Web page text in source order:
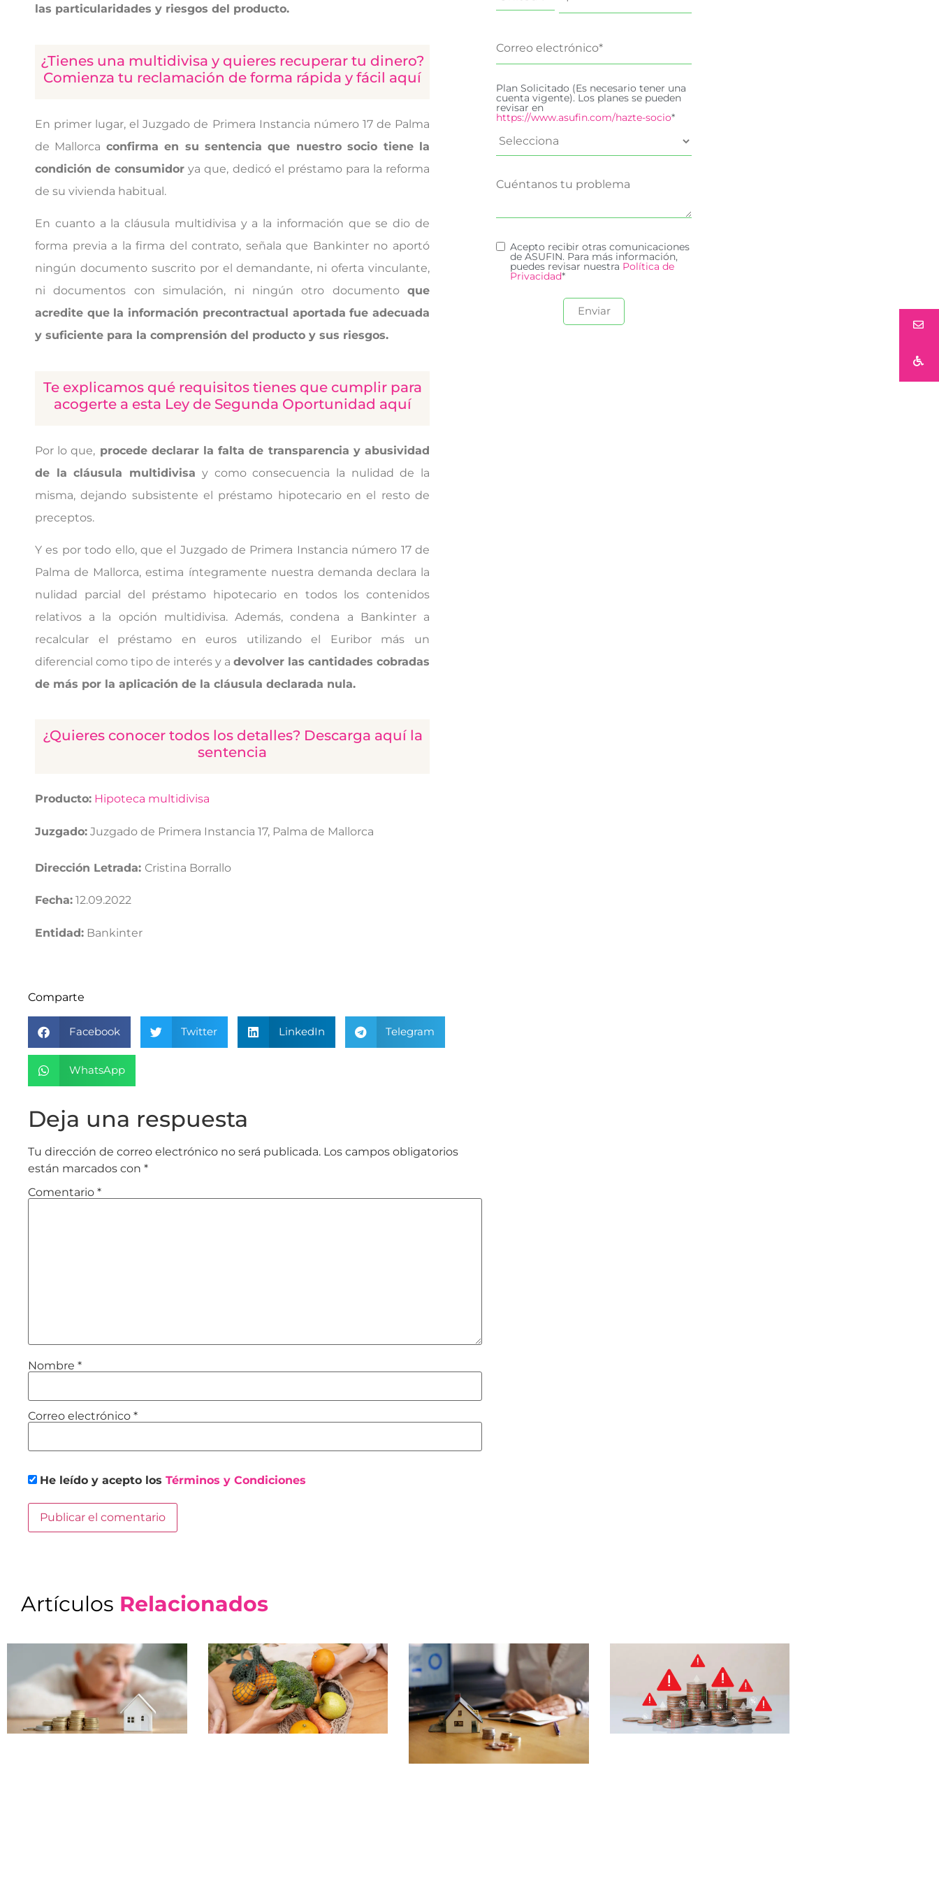
las particularidades y riesgos del producto.
¿Tienes una multidivisa y quieres recuperar tu dinero?
Comienza tu reclamación de forma rápida y fácil aquí
En primer lugar, el Juzgado de Primera Instancia número 17 de Palma
de Mallorca confirma en su sentencia que nuestro socio tiene la
condición de consumidor ya que, dedicó el préstamo para la reforma
de su vivienda habitual.
En cuanto a la cláusula multidivisa y a la información que se dio de
forma previa a la firma del contrato, señala que Bankinter no aportó
ningún documento suscrito por el demandante, ni oferta vinculante,
ni documentos con simulación, ni ningún otro documento que
acredite que la información precontractual aportada fue adecuada
y suficiente para la comprensión del producto y sus riesgos.
Te explicamos qué requisitos tienes que cumplir para
acogerte a esta Ley de Segunda Oportunidad aquí
Por lo que, procede declarar la falta de transparencia y abusividad
de la cláusula multidivisa y como consecuencia la nulidad de la
misma, dejando subsistente el préstamo hipotecario en el resto de
preceptos.
Y es por todo ello, que el Juzgado de Primera Instancia número 17 de
Palma de Mallorca, estima íntegramente nuestra demanda declara la
nulidad parcial del préstamo hipotecario en todos los contenidos
relativos a la opción multidivisa. Además, condena a Bankinter a
recalcular el préstamo en euros utilizando el Euribor más un
diferencial como tipo de interés y a devolver las cantidades cobradas
de más por la aplicación de la cláusula declarada nula.
¿Quieres conocer todos los detalles? Descarga aquí la
sentencia
Producto: Hipoteca multidivisa
Juzgado: Juzgado de Primera Instancia 17, Palma de Mallorca
Dirección Letrada: Cristina Borrallo
Fecha: 12.09.2022
Entidad: Bankinter
Comparte
Facebook Twitter LinkedIn Telegram
WhatsApp
Deja una respuesta
Tu dirección de correo electrónico no será publicada. Los campos obligatorios
están marcados con *
Comentario *
Nombre *
Correo electrónico *
He leído y acepto los Términos y Condiciones
Plan Solicitado (Es necesario tener una
cuenta vigente). Los planes se pueden
revisar en
https://www.asufin.com/hazte-socio*
Acepto recibir otras comunicaciones
de ASUFIN. Para más información,
puedes revisar nuestra Política de
Privacidad*
Artículos Relacionados